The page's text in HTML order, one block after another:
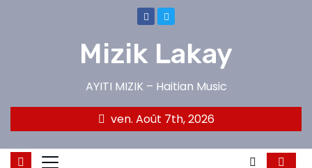
Mizik Lakay
AYITI MIZIK – Haitian Music
ven. Août 7th, 2026